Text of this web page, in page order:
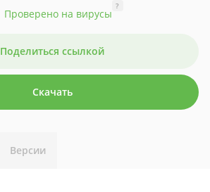
Проверено на вирусы
?
Поделиться ссылкой
Скачать
Версии